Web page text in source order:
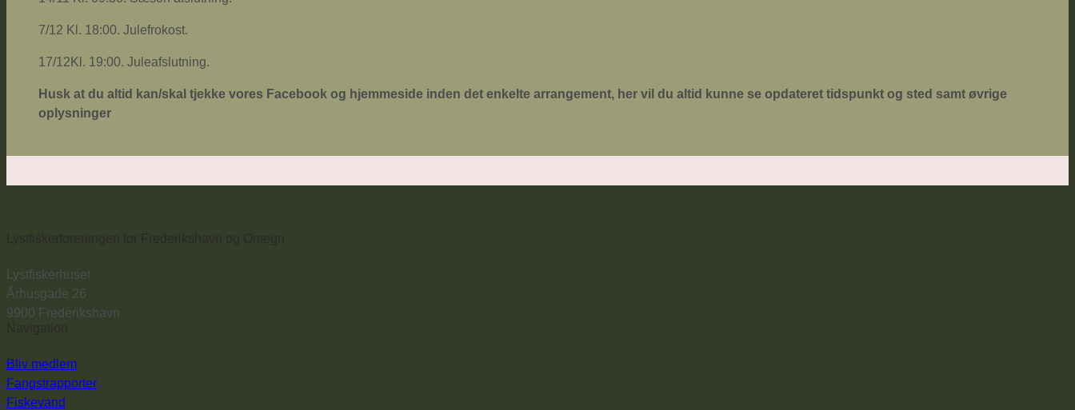
7/12 Kl. 18:00. Julefrokost.
17/12Kl. 19:00. Juleafslutning.
Husk at du altid kan/skal tjekke vores Facebook og hjemmeside inden det enkelte arrangement, her vil du altid kunne se opdateret tidspunkt og sted samt øvrige
oplysninger
Lystfiskerhuset
Århusgade 26
9900 Frederikshavn
Bliv medlem
Fangstrapporter
Fiskevand